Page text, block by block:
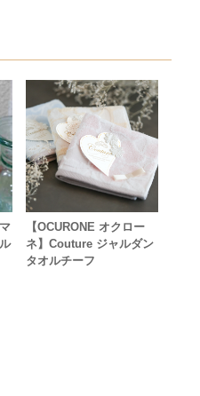
【OCURONE オクロー
ネ】Couture ジャルダン
タオルチーフ